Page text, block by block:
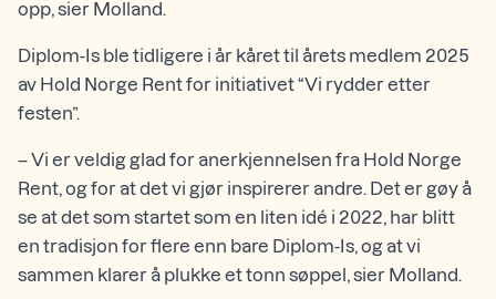
opp, sier Molland.
Diplom-Is ble tidligere i år kåret til årets medlem 2025
av Hold Norge Rent for initiativet “Vi rydder etter
festen”.
– Vi er veldig glad for anerkjennelsen fra Hold Norge
Rent, og for at det vi gjør inspirerer andre. Det er gøy å
se at det som startet som en liten idé i 2022, har blitt
en tradisjon for flere enn bare Diplom-Is, og at vi
sammen klarer å plukke et tonn søppel, sier Molland.